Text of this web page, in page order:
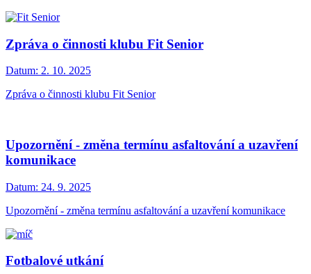
Zpráva o činnosti klubu Fit Senior
Datum: 2. 10. 2025
Zpráva o činnosti klubu Fit Senior
Upozornění - změna termínu asfaltování a uzavření
komunikace
Datum: 24. 9. 2025
Upozornění - změna termínu asfaltování a uzavření komunikace
Fotbalové utkání